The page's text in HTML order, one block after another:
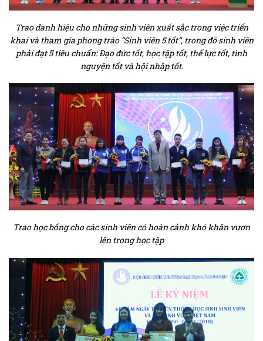
Trao danh hiệu cho những sinh viên xuất sắc trong việc triển
khai và tham gia phong trào “Sinh viên 5 tốt”, trong đó sinh viên
phải đạt 5 tiêu chuẩn: Đạo đức tốt, học tập tốt, thể lực tốt, tình
nguyện tốt và hội nhập tốt.
Trao học bổng cho các sinh viên có hoàn cảnh khó khăn vươn
lên trong học tập